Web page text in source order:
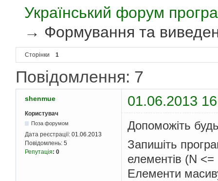
Український форум
→ Формування та
Сторінки 1
Повідомлення: 7
shenmue 01.06.2013
Користувач
Поза форумом
Дата реєстрації: 01.06.2013
Повідомлень: 5
Репутація: 0
Допоможіть
Запишіть
елементів (N
Елементи